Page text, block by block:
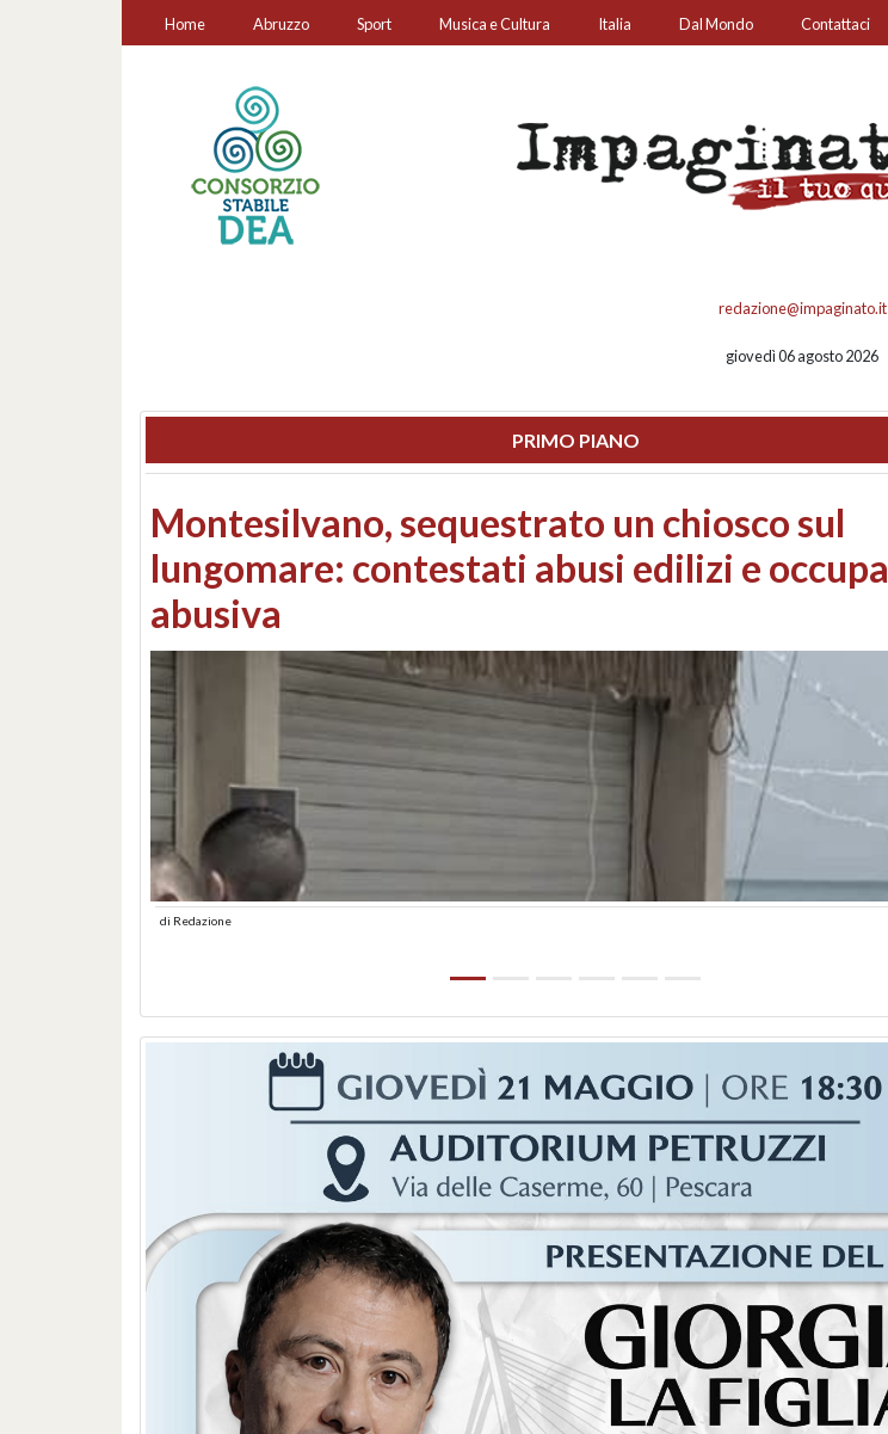
Home Abruzzo Sport Musica e Cultura Italia Dal Mondo Contattaci
redazione@impaginato.it
giovedì 06 agosto 2026
PRIMO PIANO
Consiglio regionale: confronto su call center,
Consorzi di bonifica e danni da maltempo
Redazione